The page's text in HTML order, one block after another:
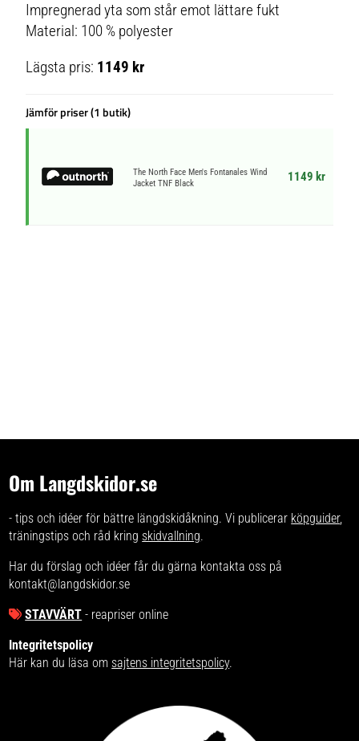
Impregnerad yta som står emot lättare fukt
Material: 100 % polyester
Lägsta pris: 1149 kr
Jämför priser (1 butik)
The North Face Men's Fontanales Wind
Jacket TNF Black
1149 kr
Om Langdskidor.se
- tips och idéer för bättre längdskidåkning. Vi publicerar köpguider,
träningstips och råd kring skidvallning.
Har du förslag och idéer får du gärna kontakta oss på
kontakt@langdskidor.se
STAVVÄRT - reapriser online
Integritetspolicy
Här kan du läsa om sajtens integritetspolicy.